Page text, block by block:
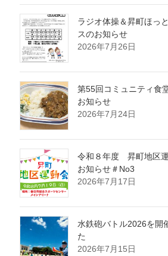
ラジオ体操＆昇町ほっ
スのお知らせ
2026年7月26日
第55回コミュニティ食
お知らせ
2026年7月24日
令和８年度 昇町地区
お知らせ＃No3
2026年7月17日
水鉄砲バトル2026を開
た
2026年7月15日